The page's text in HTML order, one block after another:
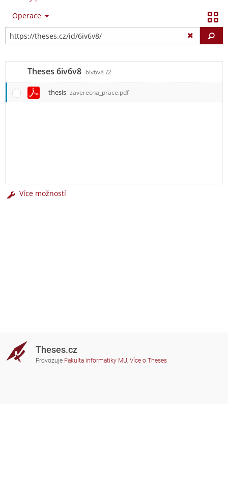
Operace
Theses 6iv6v8 6iv6v8 /2
thesis zaverecna_prace.pdf
Více možností
Theses.cz
Provozuje Fakulta informatiky MU, Více o Theses